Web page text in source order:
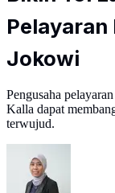
Jokowi
Pengusaha
Kalla dapat
terwujud.